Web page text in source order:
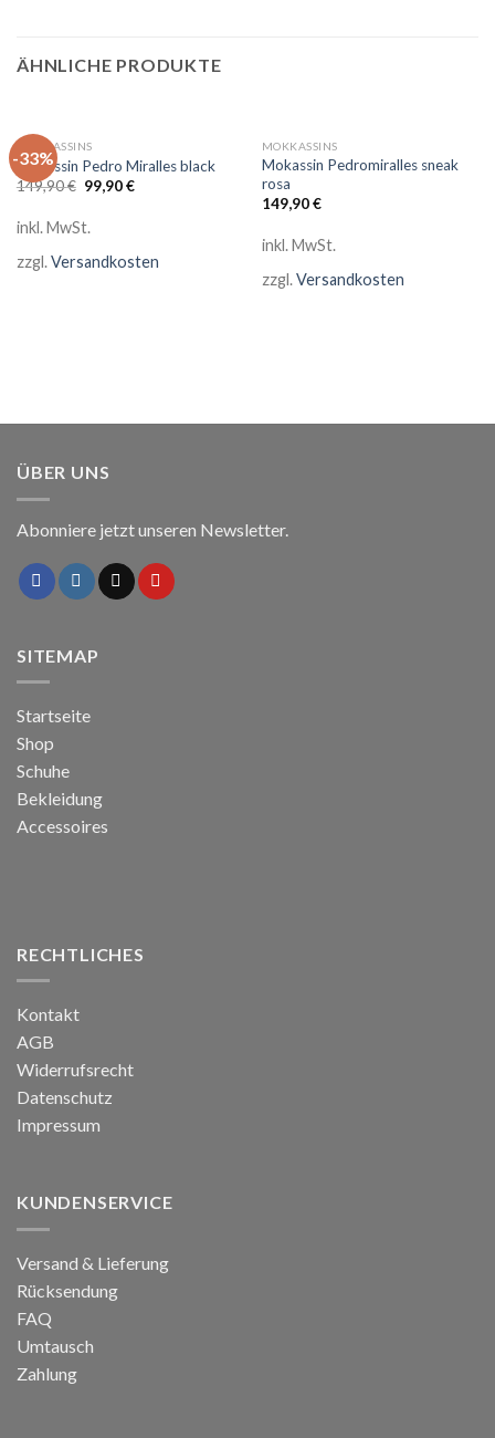
ÄHNLICHE PRODUKTE
-33%
MOKKASSINS
Mokassin Pedro Miralles black
149,90€ Ursprünglicher
Preis
149,90 €
99,90€Aktueller
inkl. MwSt.
zzgl.Versandkosten
MOKKASSINS
Mokassin Pedromiralles sneak
rosa
149,90€
inkl. MwSt.
zzgl.Versandkosten
ÜBER UNS
Abonniere jetzt unseren Newsletter.
SITEMAP
Startseite
Shop
Schuhe
Bekleidung
Accessoires
RECHTLICHES
Kontakt
AGB
Widerrufsrecht
Datenschutz
Impressum
KUNDENSERVICE
Versand & Lieferung
Rücksendung
FAQ
Umtausch
Zahlung